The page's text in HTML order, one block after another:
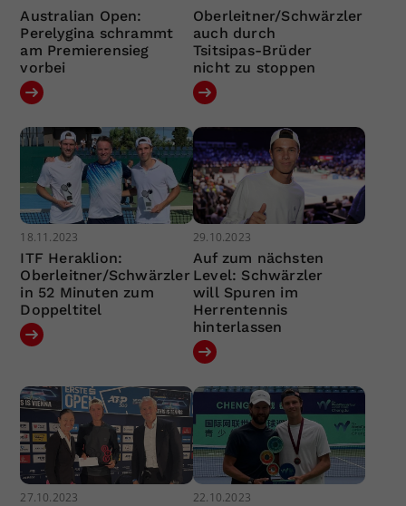
Australian Open:
Perelygina schrammt
am Premierensieg
vorbei
Oberleitner/Schwärzler
auch durch
Tsitsipas-Brüder
nicht zu stoppen
18.11.2023
ITF Heraklion:
Oberleitner/Schwärzler
in 52 Minuten zum
Doppeltitel
29.10.2023
Auf zum nächsten
Level: Schwärzler
will Spuren im
Herrentennis
hinterlassen
27.10.2023 22.10.2023